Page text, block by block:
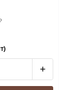
+